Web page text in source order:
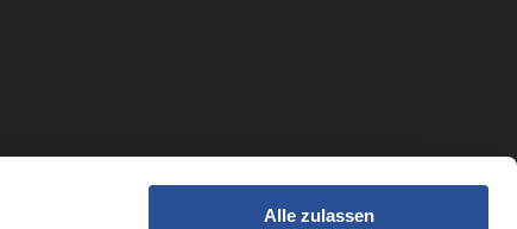
Alle zulassen